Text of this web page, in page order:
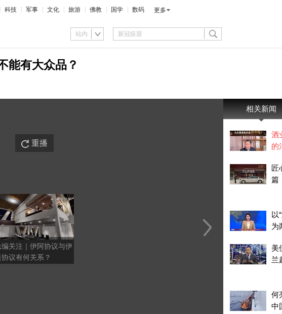
科技 军事 文化 旅游 佛教 国学 数码 更多
站内
能有大众品？
重播
编关注｜伊阿协议与伊
协议有何关系？
匠心的刻度丨大董·待客
篇：来的时候是贵客，走
以
将
相关新闻
酒
的
匠
篇
以
为
美
兰
何
中